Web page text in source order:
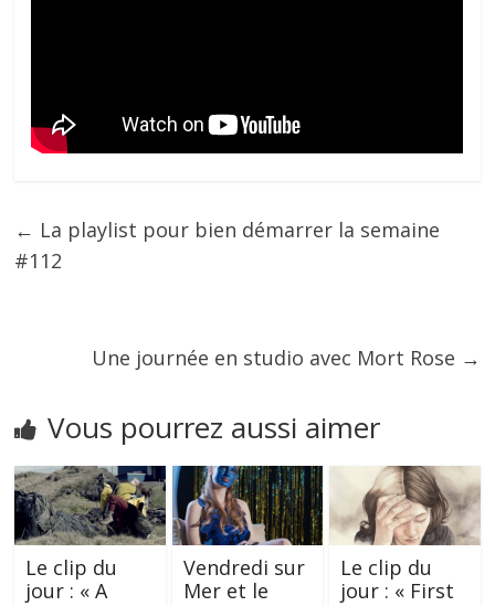
← La playlist pour bien démarrer la semaine
#112
Une journée en studio avec Mort Rose →
Vous pourrez aussi aimer
Le clip du
jour : « A
Vendredi sur
Mer et le
Le clip du
jour : « First